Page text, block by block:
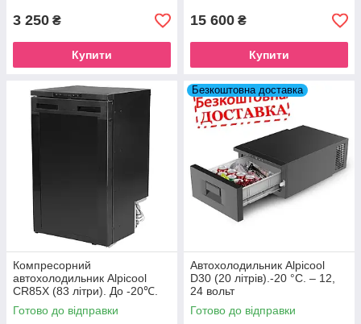
3 250 ₴
Купити
15 600 ₴
Купити
Компресорний
автохолодильник Alpicool
CR85X (83 літри). До -20℃.
(12, 24 вольт)
Готово до відправки
Безкоштовна доставка
Автохолодильник Alpicool
D30 (20 літрів).-20 °C. – 12,
24 вольт
Готово до відправки